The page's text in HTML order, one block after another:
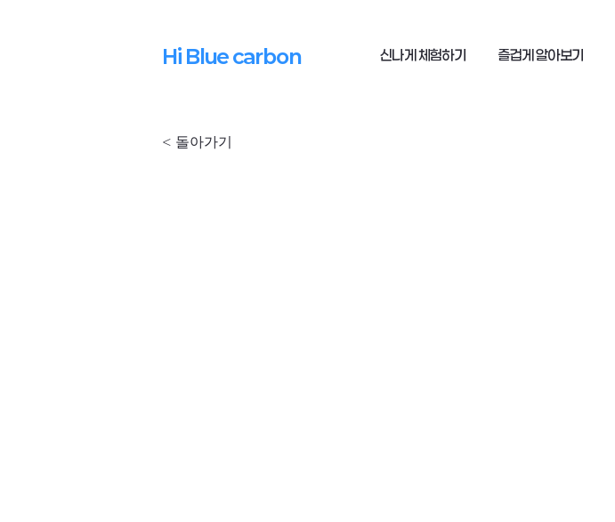
Hi Blue carbon 신나게 체험하기 즐겁게 알아보기
< 돌아가기